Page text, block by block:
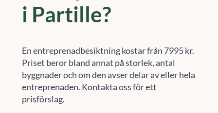
i Partille?
En entreprenadbesiktning kostar från 7995 kr.
Priset beror bland annat på storlek, antal
byggnader och om den avser delar av eller hela
entreprenaden. Kontakta oss för ett
prisförslag.